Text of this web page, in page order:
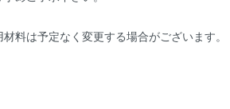
料は予定なく変更する場合がございます。